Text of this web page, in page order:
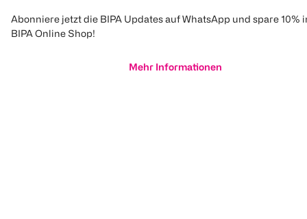
Abonniere jetzt die BIPA Updates auf WhatsApp und spare 10%
BIPA Online Shop!
Mehr Informationen